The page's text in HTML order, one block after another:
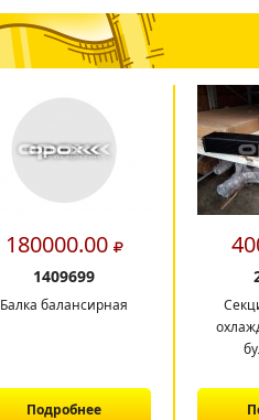
180000.00
1409699
Балка балансирная
Подробнее